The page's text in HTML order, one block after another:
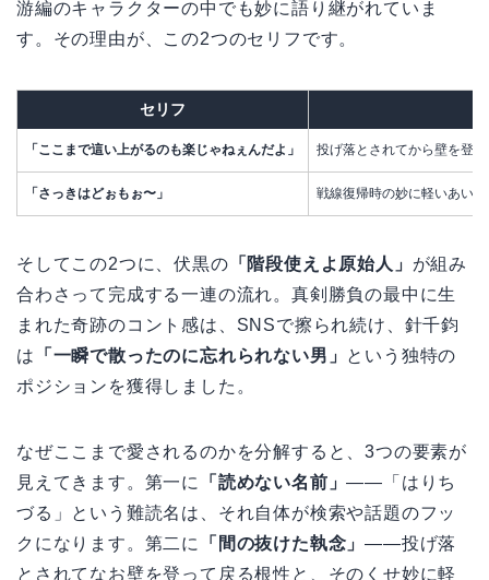
游編のキャラクターの中でも妙に語り継がれていま
す。その理由が、この2つのセリフです。
セリフ
「ここまで這い上がるのも楽じゃねぇんだよ」 投げ落とされてから壁を登
「さっきはどぉもぉ〜」 戦線復帰時の妙に軽いあい
そしてこの2つに、伏黒の 「階段使えよ原始人」 が組み
合わさって完成する一連の流れ。真剣勝負の最中に生
まれた奇跡のコント感は、SNSで擦られ続け、針千鈞
は
「一瞬で散ったのに忘れられない男」 という独特の
ポジションを獲得しました。
なぜここまで愛されるのかを分解すると、3つの要素が
見えてきます。第一に
「読めない名前」——「はりち
づる」という難読名は、それ自体が検索や話題のフッ
クになります。第二に
「間の抜けた執念」——投げ落
とされてなお壁を登って戻る根性と、そのくせ妙に軽